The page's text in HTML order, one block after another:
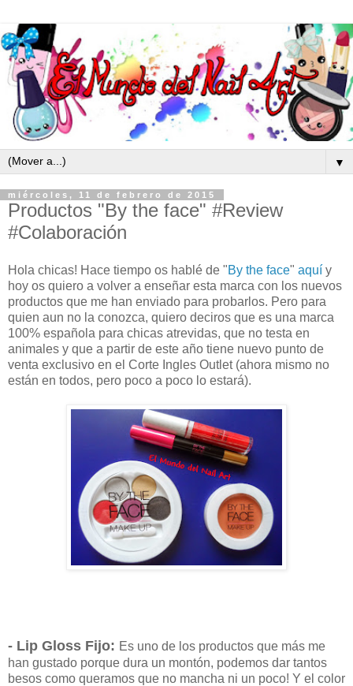
▼
miércoles, 11 de febrero de 2015
Productos "By the face" #Review
#Colaboración
Hola chicas! Hace tiempo os hablé de "By the face" aquí y
hoy os quiero a volver a enseñar esta marca con los nuevos
productos que me han enviado para probarlos. Pero para
quien aun no la conozca, quiero deciros que es una marca
100% española para chicas atrevidas, que no testa en
animales y que a partir de este año tiene nuevo punto de
venta exclusivo en el Corte Ingles Outlet (ahora mismo no
están en todos, pero poco a poco lo estará).
- Lip Gloss Fijo: Es uno de los productos que más me
han gustado porque dura un montón, podemos dar tantos
besos como queramos que no mancha ni un poco! Y el color